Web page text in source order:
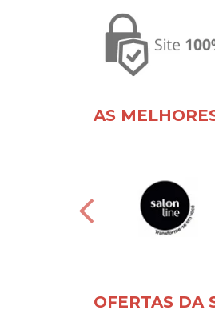
AS
OFERTAS DA